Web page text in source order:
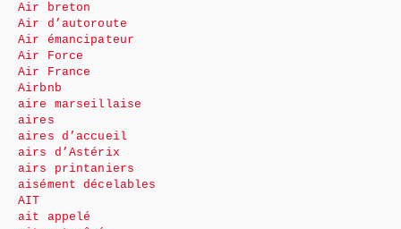
Air breton
Air d’autoroute
Air émancipateur
Air Force
Air France
Airbnb
aire marseillaise
aires
aires d’accueil
airs d’Astérix
airs printaniers
aisément décelables
AIT
ait appelé